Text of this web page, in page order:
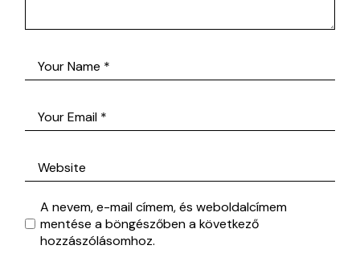
A nevem, e-mail címem, és weboldalcímem
mentése a böngészőben a következő
hozzászólásomhoz.